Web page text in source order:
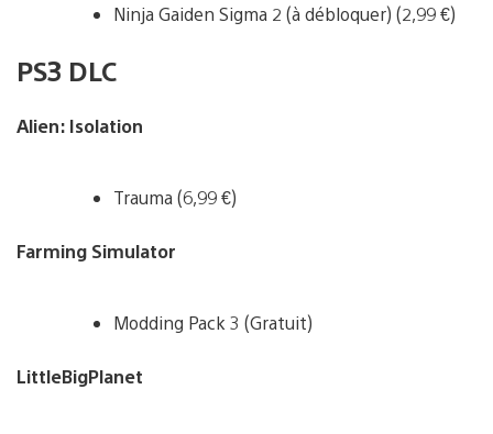
Ninja Gaiden Sigma 2 (à débloquer) (2,99 €)
PS3 DLC
Alien: Isolation
Trauma (6,99 €)
Farming Simulator
Modding Pack 3 (Gratuit)
LittleBigPlanet